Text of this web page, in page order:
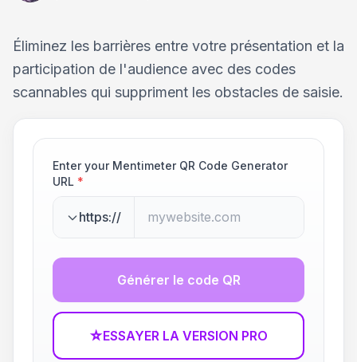
Éliminez les barrières entre votre présentation et la
participation de l'audience avec des codes
scannables qui suppriment les obstacles de saisie.
Enter your Mentimeter QR Code Generator
URL *
https://
Générer le code QR
☆ESSAYER LA VERSION PRO